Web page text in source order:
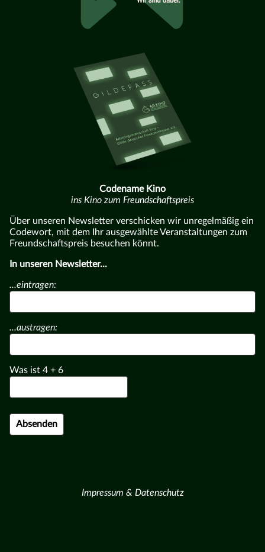
Codename Kino
ins Kino zum Freundschaftspreis
Über unseren Newsletter verschicken wir unregelmäßig ein
Codewort, mit dem Ihr ausgewählte Veranstaltungen zum
Freundschaftspreis besuchen könnt.
In unseren Newsletter...
...eintragen:
...austragen:
Was ist 4 + 6
Impressum & Datenschutz